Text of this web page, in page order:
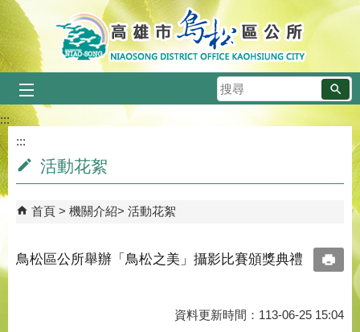
跳到主要內容區塊
搜
尋
:::
:::
活動花絮
首頁 機關介紹 活動花絮
鳥松區公所舉辦「鳥松之美」攝影比賽頒獎典禮
資料更新時間：113-06-25 15:04